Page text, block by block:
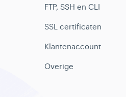
FTP, SSH en CLI
SSL certificaten
Klantenaccount
Overige